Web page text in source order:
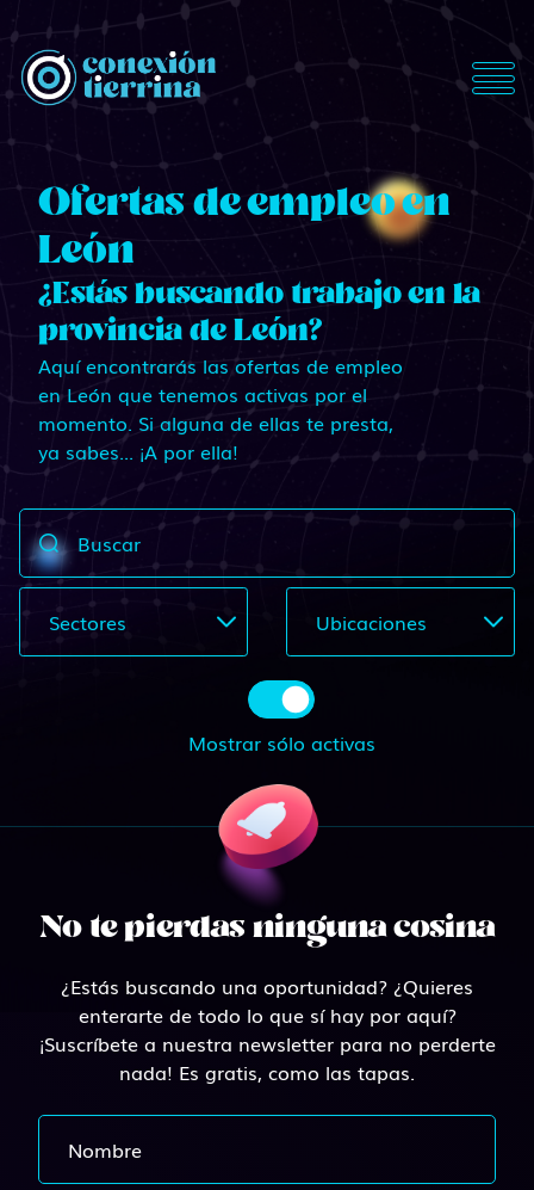
ConexionTierrina
Ofertas de empleo en
León
¿Estás buscando trabajo en la
provincia de León?
Aquí encontrarás las ofertas de empleo
en León que tenemos activas por el
momento. Si alguna de ellas te presta,
ya sabes... ¡A por ella!
Buscar
Sectores Ubicaciones
Mostrar sólo activas
No te pierdas ninguna cosina
¿Estás buscando una oportunidad? ¿Quieres
enterarte de todo lo que sí hay por aquí?
¡Suscríbete a nuestra newsletter para no perderte
nada! Es gratis, como las tapas.